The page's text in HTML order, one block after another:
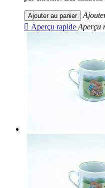
Ajouter au panier
 Aperçu rapide Aperçu